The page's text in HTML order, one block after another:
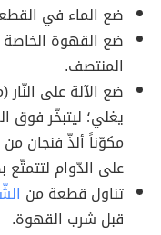
ضع الماء في
ضع القهوة
المنتصف.
ضع الآلة على
يغلي؛ ليتبخّر فوق
مكوّناً ألذّ فنجان
على الدّوام
تناول قطعة من
قبل شرب القهوة.